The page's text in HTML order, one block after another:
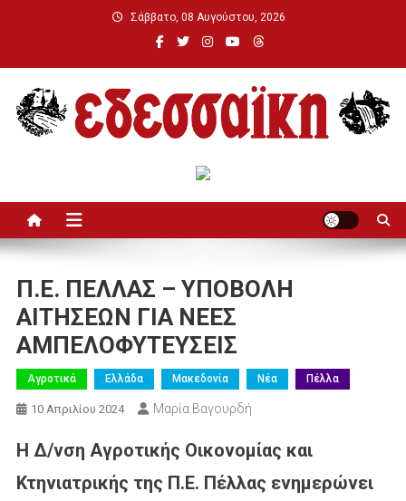
Σάββατο, 08 Αυγούστου, 2026
Π.Ε. ΠΕΛΛΑΣ – ΥΠΟΒΟΛΗ
ΑΙΤΗΣΕΩΝ ΓΙΑ ΝΕΕΣ
ΑΜΠΕΛΟΦΥΤΕΥΣΕΙΣ
Αγροτικά Ελλάδα Μακεδονία Νέα Πέλλα
10 Απριλίου 2024 Μαρία Βαγουρδή
Η Δ/νση Αγροτικής Οικονομίας και
Κτηνιατρικής της Π.Ε. Πέλλας ενημερώνει